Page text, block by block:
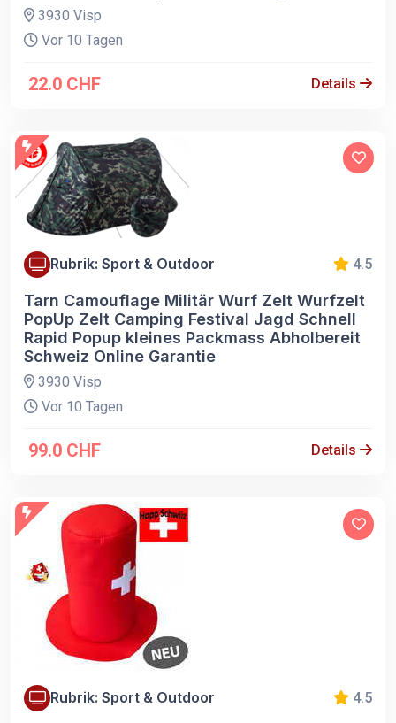
3930 Visp
Vor 10 Tagen
22.0 CHF Details
Rubrik: Sport & Outdoor 4.5
Tarn Camouflage Militär Wurf Zelt Wurfzelt
PopUp Zelt Camping Festival Jagd Schnell
Rapid Popup kleines Packmass Abholbereit
Schweiz Online Garantie
3930 Visp
Vor 10 Tagen
99.0 CHF Details
Rubrik: Sport & Outdoor 4.5